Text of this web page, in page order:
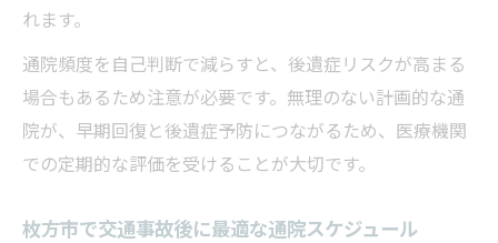
れます。
通院頻度を自己判断で減らすと、後遺症リスクが高まる
場合もあるため注意が必要です。無理のない計画的な通
院が、早期回復と後遺症予防につながるため、医療機関
での定期的な評価を受けることが大切です。
枚方市で交通事故後に最適な通院スケジュール